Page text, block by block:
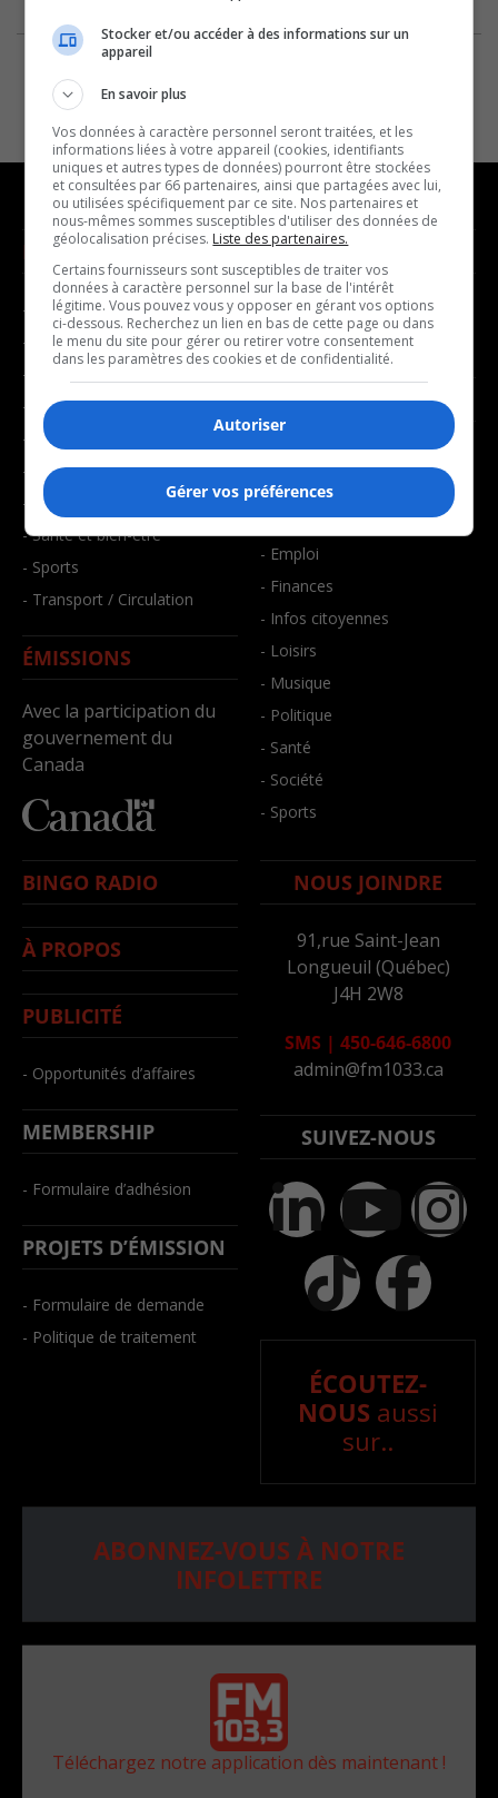
NOUVELLES
- Affaires municipales
- Communauté / Social
- Culture
- Économie
- Éducation
- Environnement
- Faits divers
- Santé et bien-être
- Sports
- Transport / Circulation
ÉMISSIONS
Avec la participation du
gouvernement du
Canada
MUSIQUE
- Décompte franco
- Joué récemment
BALADOS
- Art de vivre
- Bien-être
- Emploi
- Finances
- Infos citoyennes
- Loisirs
- Musique
- Politique
- Santé
- Société
- Sports
BINGO RADIO
À PROPOS
PUBLICITÉ
- Opportunités d’affaires
MEMBERSHIP
- Formulaire d’adhésion
PROJETS D’ÉMISSION
- Formulaire de demande
- Politique de traitement
NOUS JOINDRE
91,rue Saint-Jean
Longueuil (Québec)
J4H 2W8
SMS | 450-646-6800
admin@fm1033.ca
SUIVEZ-NOUS
ÉCOUTEZ-
NOUS aussi
sur..
ABONNEZ-VOUS À NOTRE
INFOLETTRE
Téléchargez notre application dès maintenant !
Stocker et/ou accéder à des informations sur un
appareil
En savoir plus
Vos données à caractère personnel seront traitées, et les
informations liées à votre appareil (cookies, identifiants
uniques et autres types de données) pourront être stockées
et consultées par 66 partenaires, ainsi que partagées avec lui,
ou utilisées spécifiquement par ce site. Nos partenaires et
nous-mêmes sommes susceptibles d'utiliser des données de
géolocalisation précises. Liste des partenaires.
Certains fournisseurs sont susceptibles de traiter vos
données à caractère personnel sur la base de l'intérêt
légitime. Vous pouvez vous y opposer en gérant vos options
ci-dessous. Recherchez un lien en bas de cette page ou dans
le menu du site pour gérer ou retirer votre consentement
dans les paramètres des cookies et de confidentialité.
Autoriser
Gérer vos préférences